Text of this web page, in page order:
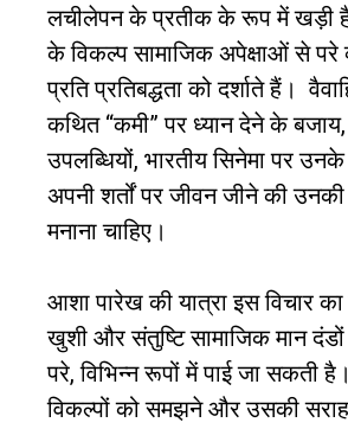
लचीलेपन के प्रतीक के रूप में खड़ी
के विकल्प सामाजिक अपेक्षाओं से परे
प्रति प्रतिबद्धता को दर्शाते हैं।
कथित“कमी”पर ध्यान देने के बजाय
उपलब्धियों, भारतीय सिनेमा पर
अपनी शर्तों पर जीवन जीने की
मनाना चाहिए।
आशा पारेख की यात्रा इस विचार
खुशी और संतुष्टि सामाजिक मान
परे,विभिन्न रूपों में पाई जा सकती है।
विकल्पों को समझने और उसकी